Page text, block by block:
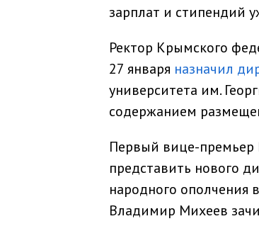
зарплат и стипендий
Ректор Крымского
27 января назначил
университета им.
содержанием
Первый вице-
представить нового
народного
Владимир Михеев